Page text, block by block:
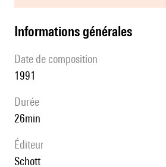
informations générales
date de composition
1991
durée
26min
éditeur
Schott